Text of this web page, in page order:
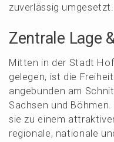
zuver­läs­sig umgesetzt.
Zentra­le Lage
Mitten in der Stadt
gelegen, ist die
angebun­den am
Sachsen und
sie zu einem
regio­na­le, natio­na­le